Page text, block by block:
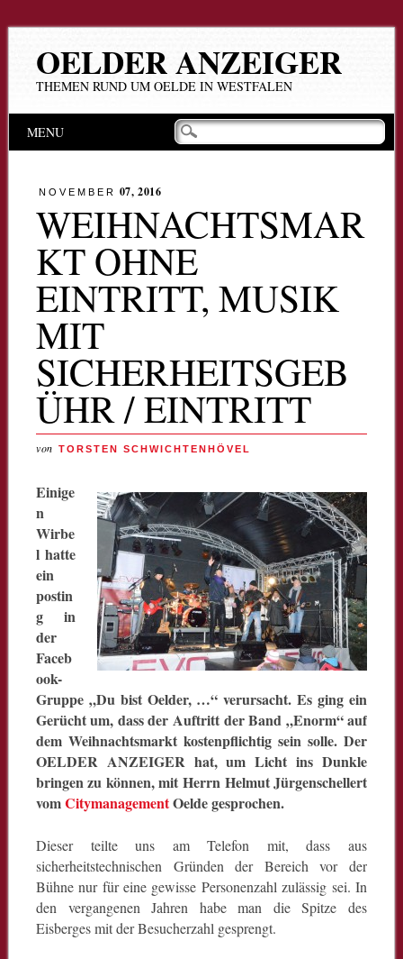
OELDER ANZEIGER
THEMEN RUND UM OELDE IN WESTFALEN
Hauptmenü
Inhalt
MENU
NOVEMBER 07, 2016
WEIHNACHTSMAR
KT OHNE
EINTRITT, MUSIK
MIT
SICHERHEITSGEB
ÜHR / EINTRITT
von TORSTEN SCHWICHTENHÖVEL
Einige
n
Wirbe
l hatte
ein
postin
g in
der
Faceb
ook-
Gruppe „Du bist Oelder, …“ verursacht. Es ging ein
Gerücht um, dass der Auftritt der Band „Enorm“ auf
dem Weihnachtsmarkt kostenpflichtig sein solle. Der
OELDER ANZEIGER hat, um Licht ins Dunkle
bringen zu können, mit Herrn Helmut Jürgenschellert
vomCitymanagementOelde gesprochen.
Dieser teilte uns am Telefon mit, dass aus
sicherheitstechnischen Gründen der Bereich vor der
Bühne nur für eine gewisse Personenzahl zulässig sei. In
den vergangenen Jahren habe man die Spitze des
Eisberges mit der Besucherzahl gesprengt.